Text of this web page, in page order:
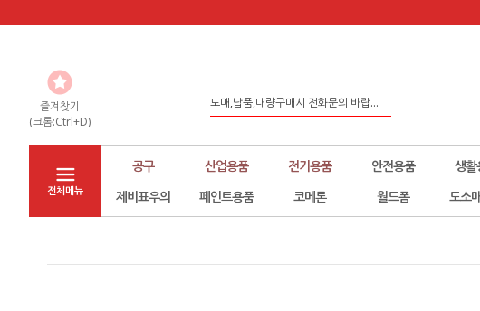
즐겨찾기
(크롬:Ctrl+D)
도매,납품,대량구매시 전화문의 바랍...
전체메뉴
공구 산업용품 전기용품 안전용품 생활
제비표우의
페인트용품 코메론 월드폼 도소